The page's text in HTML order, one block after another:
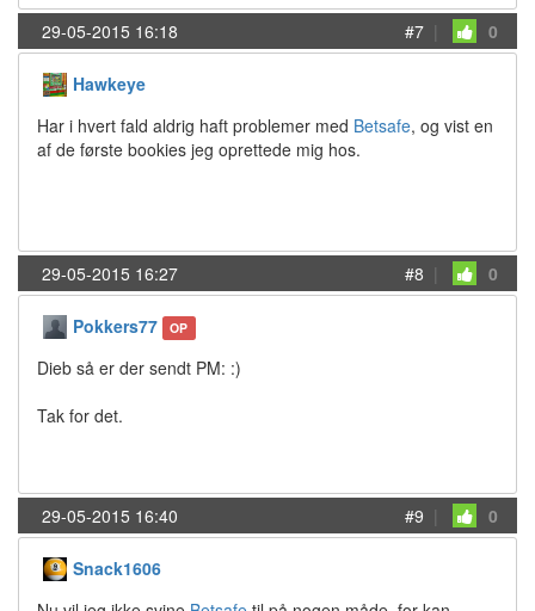
29-05-2015 16:18 #7 | 0
Hawkeye
Har i hvert fald aldrig haft problemer med Betsafe, og vist en
af de første bookies jeg oprettede mig hos.
29-05-2015 16:27 #8 | 0
Pokkers77 OP
Dieb så er der sendt PM: :)
Tak for det.
29-05-2015 16:40 #9 | 0
Snack1606